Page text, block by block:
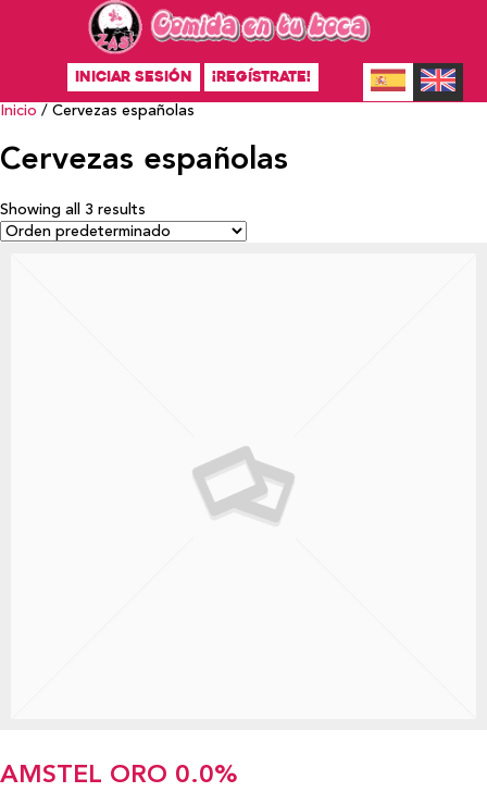
INICIAR SESIÓN ¡REGÍSTRATE!
Inicio / Cervezas españolas
Cervezas españolas
Showing all 3 results
AMSTEL ORO 0.0%